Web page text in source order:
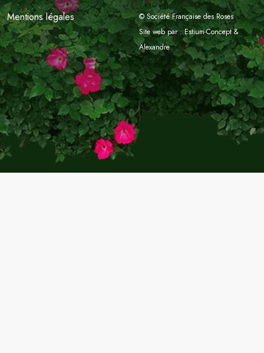
Mentions légales
© Société Française des Roses
Site web par :Estium-Concept&
Alexandre